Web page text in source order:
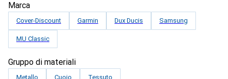
Marca
Cover-Discount Garmin Dux Ducis Samsung
MU Classic
Gruppo di materiali
Metallo Cuoio Tessuto